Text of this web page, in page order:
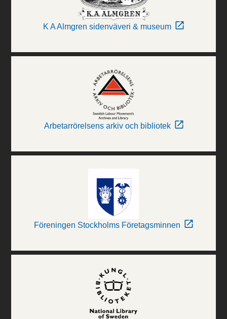
K A Almgren sidenväveri & museum
Arbetarrörelsens arkiv och bibliotek
Föreningen Stockholms Företagsminnen